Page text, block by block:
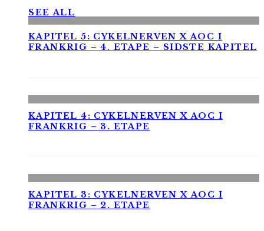
SEE ALL
KAPITEL 5: CYKELNERVEN X AOC I
FRANKRIG – 4. ETAPE – SIDSTE KAPITEL
KAPITEL 4: CYKELNERVEN X AOC I
FRANKRIG – 3. ETAPE
KAPITEL 3: CYKELNERVEN X AOC I
FRANKRIG – 2. ETAPE